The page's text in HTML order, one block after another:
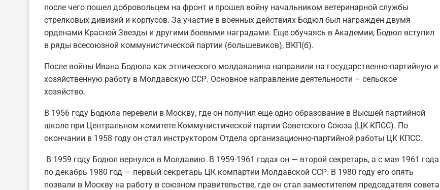
после чего пошел добровольцем на фронт и прошел войну начальником ветеринарной службы
стрелковых дивизий и корпусов. За участие в военных действиях Бодюл был награжден двумя
орденами Красной Звезды и другими боевыми наградами. Еще обучаясь в Академии, Бодюл вступил
в ряды всесоюзной коммунистической партии (большевиков), ВКП(б).
После войны Ивана Бодюла как этнического молдаванина направили на государственно-партийную и
хозяйственную работу в Молдавскую ССР. Основное направление деятельности – сельское
хозяйство.
В 1956 году Бодюла перевели в Москву, где он получил еще одно образование в Высшей партийной
школе при Центральном комитете Коммунистической партии Советского Союза (ЦК КПСС). По
окончании в 1958 году он стал инструктором Отдела организационно-партийной работы ЦК КПСС.
В 1959 году Бодюл вернулся в Молдавию. В 1959-1961 годах он — второй секретарь, а с мая 1961 года
по декабрь 1980 год — первый секретарь ЦК компартии Молдавской ССР. В 1980 году его опять
позвали в Москву на работу в союзном правительстве, где он стал заместителем председателя совета